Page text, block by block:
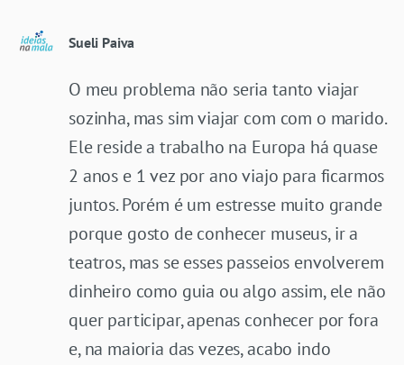
Sueli Paiva
O meu problema não seria tanto viajar
sozinha, mas sim viajar com com o marido.
Ele reside a trabalho na Europa há quase
2 anos e 1 vez por ano viajo para ficarmos
juntos. Porém é um estresse muito grande
porque gosto de conhecer museus, ir a
teatros, mas se esses passeios envolverem
dinheiro como guia ou algo assim, ele não
quer participar, apenas conhecer por fora
e, na maioria das vezes, acabo indo